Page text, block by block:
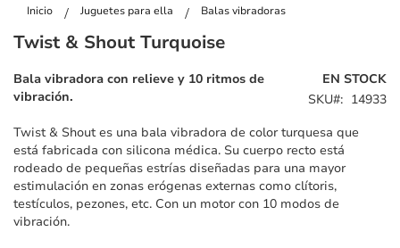
Inicio Juguetes para ella Balas vibradoras
final
la
de
imágenes
de
galería
de
Twist & Shout Turquoise
EN STOCK
SKU
14933
Bala vibradora con relieve y 10 ritmos de
vibración.
Twist & Shout es una bala vibradora de color turquesa que
está fabricada con silicona médica. Su cuerpo recto está
rodeado de pequeñas estrías diseñadas para una mayor
estimulación en zonas erógenas externas como clítoris,
testículos, pezones, etc. Con un motor con 10 modos de
vibración.